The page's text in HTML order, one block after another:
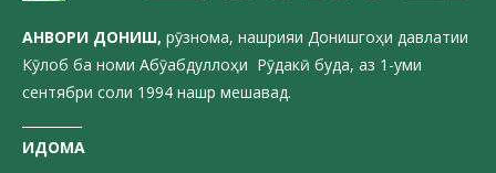
АНВОРИ ДОНИШ, рӯзнома, нашрияи Донишгоҳи давлатии
Кӯлоб ба номи Абӯабдуллоҳи Рӯдакӣ буда, аз 1-уми
сентябри соли 1994 нашр мешавад.
ИДОМА